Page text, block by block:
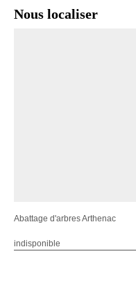
Nous localiser
Abattage d'arbres Arthenac
indisponible